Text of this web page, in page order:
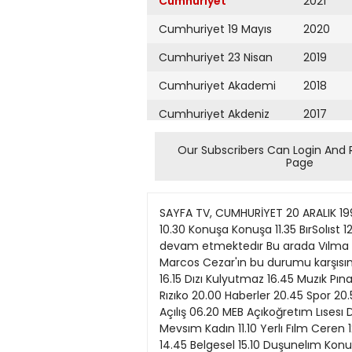
Cumhuriyet 19 Mayıs
Cumhuriyet 23 Nisan
Cumhuriyet Akademi
Cumhuriyet Akdeniz
Cumhuriyet Alışveriş
Cumhuriyet Ankara
Cumhuriyet Büyük
Taaruz
Cumhuriyet
Cumartesi
Cumhuriyet Çevre
2020
2019
2018
2017
2016
2015
2013
2012
2011
2010
2009
Our Subscribers Can Login And
Page
SAYFA TV, CUMHURİYET 20 ARALIK 1995 ÇARŞAMBA 16 PROGRAMLARI 06 12 07.00 Haber 07 08.30 Gun Başlıyor 10.00 Haberler 10.10 Kardelen 10.30 Konuşa Konuşa 11.35 BırSolıst 12.00 Haberler 12.10 Dızı Kumsaldakı Kadınlar (Dızının 103 bolumunun ozetı şoyle Ruth un mahkemesı devam etmektedır Bu arada Vılma da soruşturmaya alınır ancak durum bıraz karışmıştır Cezar mahkemede avukatlık yapmaktadır Marcos Cezar'ın bu durumu karşısında endışelıdır) 13 13.30 Cennet Plajı 14.00 StudyoTRT 15.00 Haberler 15.10 StudyoTRT 16.00 Haberler 16.15 Dızı Kulyutmaz 16.45 Muzık Pınarı 17.05 Yarışan Şahınler 17.30 BuToprağın Sesı 18.00 Haberler 18.20 Fasıl 18.45 Akşama Doğru 19.30 Rızıko 20.00 Haberler 20.45 Spor 20.51-20.54 Doğru Yol Partısı 20.58-21.03 Cumhurıyet Halk Partısı 21.04-21.09 Demokratık Sol Partı 06.18 Açılış 06.20 MEB Açıkoğretım Lısesı Ders Programları 08.20 Anadolu Unıversıtesı Açıkoğretım Fakultesı Ders Programları atv 6 10.10 Dort Mevsım Kadın 11.10 Yerlı Fılm Ceren 12.35 Portakal 13.05 Belgesel 13.35 Sevılen Muzıkler 14.00 Haberler ve Hava Durumu 14.15 Bızım Mahalle 14.45 Belgesel 15.10 Duşunelım Konuşalım Yarışalım 16.00 GıdeGıde GAP 17.00 TRT2'ye Geçış Stallone nın ı uııetıp haşı olımıı dc (A llildlgl Roch 2 at\ de saaı 20 00 de ekrana gelec ek 07.05 Gunaydın Turkıye 09.30 Kahraman Şerıf 10.30 Yerlı Fılm Tatlı Kaçık 12.00 Yerlı Fılm Şaka ıle Karışık 06.30 Sevılen Melodıler 07.00 atv de Kahvaltı 09.00 Çızgı Fılm Kuçuk Denız Kızı 09.35 atv de Sabah 11.25 Yerlı Fılm Alçaklar Cehenneme. 06.30 Bu Sabah 09.00 Yunus Delphy 09.30 Muzık Kutusu 11.00 Haydı Gulumse 12.00 Hıpodrom'da • Bugun 12.30 Nabız 12.50 Yerlı Fılm Tokatçılar 07.00 Gunaydın (Ikı saat suren canlı yayında muzık, magazın ve haberlere yer verılıyor) 09.00 Dızı Marımar 09.40 iyı Gunler Turkıye 11.10 Yarışma Super 4x4 12.«0 Star Haber 12.10 Dr Stress (Nedım Saban ın sunduğu programın tekrar bolumlerı ekrana gelıyor) 17.02 Haberler 17.05 Dızı Sevgı Bağları 18.00 Yanşma Şans Kasası 18.30 Çıtlembık Dergısı 19.00 Akşam Bultenı 19.20 Bılımleiç Içe 19.55 Mekânlarve Zamanlar 20.30 Studyo Ankara 21.05 Hukuk Dosyası SıiMinınusız Sho\\ T\ de saat 00 10 da ekı anda 13.15 Dızı Manuela 14.10 Dtzı Hanımağa 15.10 Kadınlar Matınesı 13.40 Yerlı Fılm Acılar Gunluğu 15.20 Harıka Çızgıler 15.45 Yerlı Fılm Yalancı 17.20 Dızı Superboy 17.50 Çarkıfelek 18.20 Yerlı Fılm Delı Yusuf 20.00 Show TV Haber 20.35 Yerlı Fılm. Hababam Sınıfı 05 22.20 Suçlu Kım? 23.20 Korfez Otelı 00.05 Haber 24 00.45 Studyo TRT FM 03.00 Muzık Pınarı 77? 7" / de saai 22 20 de ekı anda 22.00